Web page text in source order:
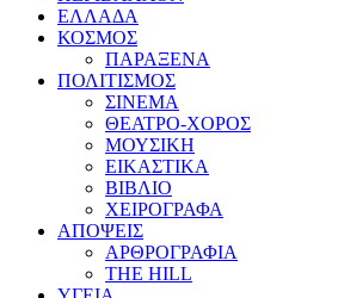
ΕΛΛΑΔΑ
ΚΟΣΜΟΣ
ΠΑΡΑΞΕΝΑ
ΠΟΛΙΤΙΣΜΟΣ
ΣΙΝΕΜΑ
ΘΕΑΤΡΟ-ΧΟΡΟΣ
ΜΟΥΣΙΚΗ
ΕΙΚΑΣΤΙΚΑ
ΒΙΒΛΙΟ
ΧΕΙΡΟΓΡΑΦΑ
ΑΠΟΨΕΙΣ
ΑΡΘΡΟΓΡΑΦΙΑ
THE HILL